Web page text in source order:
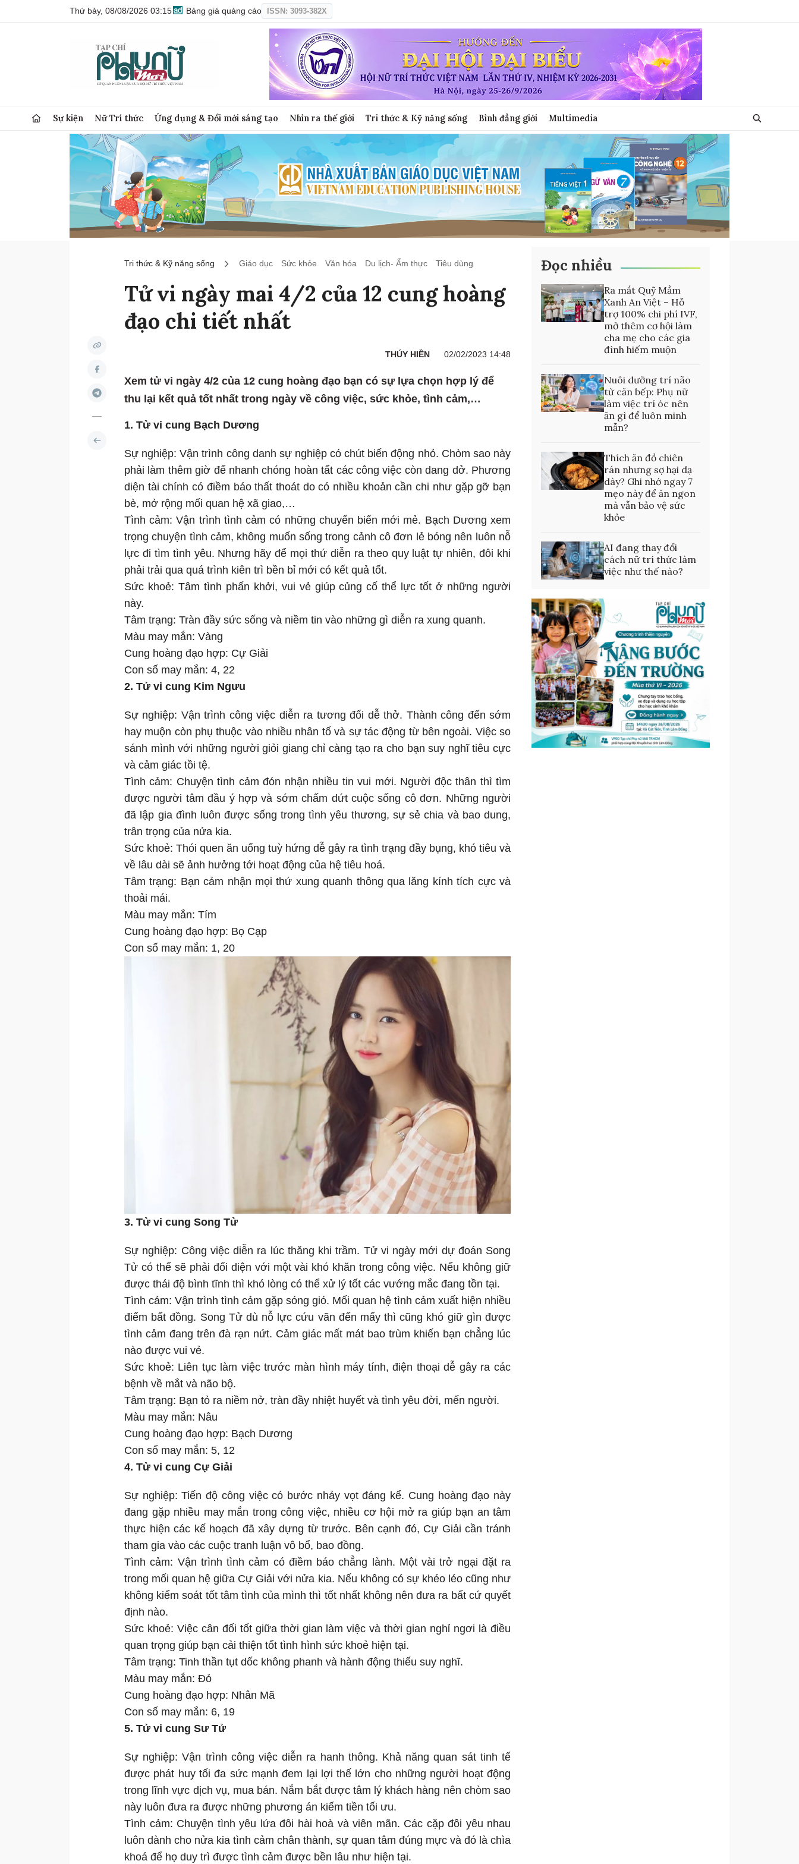
Thứ bảy, 08/08/2026 03:15 Bảng giá quảng cáo ISSN: 3093-382X
Sự kiện Nữ Trí thức Ứng dụng & Đổi mới sáng tạo Nhìn ra thế giới Tri thức & Kỹ năng sống Bình đẳng giới Multimedia
Tri thức & Kỹ năng sống Giáo dục Sức khỏe Văn hóa Du lịch- Ẩm thực Tiêu dùng
Tử vi ngày mai 4/2 của 12 cung hoàng
đạo chi tiết nhất
THÚY HIỀN 02/02/2023 14:48
Xem tử vi ngày 4/2 của 12 cung hoàng đạo bạn có sự lựa chọn hợp lý để
thu lại kết quả tốt nhất trong ngày về công việc, sức khỏe, tình cảm,…
1. Tử vi cung Bạch Dương
Sự nghiệp: Vận trình công danh sự nghiệp có chút biến động nhỏ. Chòm sao này
phải làm thêm giờ để nhanh chóng hoàn tất các công việc còn dang dở. Phương
diện tài chính có điềm báo thất thoát do có nhiều khoản cần chi như gặp gỡ bạn
bè, mở rộng mối quan hệ xã giao,…
Tình cảm: Vận trình tình cảm có những chuyển biến mới mẻ. Bạch Dương xem
trọng chuyện tình cảm, không muốn sống trong cảnh cô đơn lẻ bóng nên luôn nỗ
lực đi tìm tình yêu. Nhưng hãy để mọi thứ diễn ra theo quy luật tự nhiên, đôi khi
phải trải qua quá trình kiên trì bền bỉ mới có kết quả tốt.
Sức khoẻ: Tâm tình phấn khởi, vui vẻ giúp củng cố thể lực tốt ở những người
này.
Tâm trạng: Tràn đầy sức sống và niềm tin vào những gì diễn ra xung quanh.
Màu may mắn: Vàng
Cung hoàng đạo hợp: Cự Giải
Con số may mắn: 4, 22
2. Tử vi cung Kim Ngưu
Sự nghiệp: Vận trình công việc diễn ra tương đối dễ thở. Thành công đến sớm
hay muộn còn phụ thuộc vào nhiều nhân tố và sự tác động từ bên ngoài. Việc so
sánh mình với những người giỏi giang chỉ càng tạo ra cho bạn suy nghĩ tiêu cực
và cảm giác tồi tệ.
Tình cảm: Chuyện tình cảm đón nhận nhiều tin vui mới. Người độc thân thì tìm
được người tâm đầu ý hợp và sớm chấm dứt cuộc sống cô đơn. Những người
đã lập gia đình luôn được sống trong tình yêu thương, sự sẻ chia và bao dung,
trân trọng của nửa kia.
Sức khoẻ: Thói quen ăn uống tuỳ hứng dễ gây ra tình trạng đầy bụng, khó tiêu và
về lâu dài sẽ ảnh hưởng tới hoạt động của hệ tiêu hoá.
Tâm trạng: Bạn cảm nhận mọi thứ xung quanh thông qua lăng kính tích cực và
thoải mái.
Màu may mắn: Tím
Cung hoàng đạo hợp: Bọ Cạp
Con số may mắn: 1, 20
3. Tử vi cung Song Tử
Sự nghiệp: Công việc diễn ra lúc thăng khi trầm. Tử vi ngày mới dự đoán Song
Tử có thể sẽ phải đối diện với một vài khó khăn trong công việc. Nếu không giữ
được thái độ bình tĩnh thì khó lòng có thể xử lý tốt các vướng mắc đang tồn tại.
Tình cảm: Vận trình tình cảm gặp sóng gió. Mối quan hệ tình cảm xuất hiện nhiều
điểm bất đồng. Song Tử dù nỗ lực cứu vãn đến mấy thì cũng khó giữ gìn được
tình cảm đang trên đà rạn nứt. Cảm giác mất mát bao trùm khiến bạn chẳng lúc
nào được vui vẻ.
Sức khoẻ: Liên tục làm việc trước màn hình máy tính, điện thoại dễ gây ra các
bệnh về mắt và não bộ.
Tâm trạng: Bạn tỏ ra niềm nở, tràn đầy nhiệt huyết và tình yêu đời, mến người.
Màu may mắn: Nâu
Cung hoàng đạo hợp: Bạch Dương
Con số may mắn: 5, 12
4. Tử vi cung Cự Giải
Sự nghiệp: Tiến độ công việc có bước nhảy vọt đáng kể. Cung hoàng đạo này
đang gặp nhiều may mắn trong công việc, nhiều cơ hội mở ra giúp bạn an tâm
thực hiện các kế hoạch đã xây dựng từ trước. Bên cạnh đó, Cự Giải cần tránh
tham gia vào các cuộc tranh luận vô bổ, bao đồng.
Tình cảm: Vận trình tình cảm có điềm báo chẳng lành. Một vài trở ngại đặt ra
trong mối quan hệ giữa Cự Giải với nửa kia. Nếu không có sự khéo léo cũng như
không kiểm soát tốt tâm tình của mình thì tốt nhất không nên đưa ra bất cứ quyết
định nào.
Sức khoẻ: Việc cân đối tốt giữa thời gian làm việc và thời gian nghỉ ngơi là điều
quan trọng giúp bạn cải thiện tốt tình hình sức khoẻ hiện tại.
Tâm trạng: Tinh thần tụt dốc không phanh và hành động thiếu suy nghĩ.
Màu may mắn: Đỏ
Cung hoàng đạo hợp: Nhân Mã
Con số may mắn: 6, 19
5. Tử vi cung Sư Tử
Sự nghiệp: Vận trình công việc diễn ra hanh thông. Khả năng quan sát tinh tế
được phát huy tối đa sức mạnh đem lại lợi thế lớn cho những người hoạt động
trong lĩnh vực dịch vụ, mua bán. Nắm bắt được tâm lý khách hàng nên chòm sao
này luôn đưa ra được những phương án kiếm tiền tối ưu.
Tình cảm: Chuyện tình yêu lứa đôi hài hoà và viên mãn. Các cặp đôi yêu nhau
luôn dành cho nửa kia tình cảm chân thành, sự quan tâm đúng mực và đó là chìa
khoá để họ duy trì được tình cảm được bền lâu như hiện tại.
Đọc nhiều
Ra mắt Quỹ Mầm
Xanh An Việt – Hỗ
trợ 100% chi phí IVF,
mở thêm cơ hội làm
cha mẹ cho các gia
đình hiếm muộn
Nuôi dưỡng trí não
từ căn bếp: Phụ nữ
làm việc trí óc nên
ăn gì để luôn minh
mẫn?
Thích ăn đồ chiên
rán nhưng sợ hại dạ
dày? Ghi nhớ ngay 7
mẹo này để ăn ngon
mà vẫn bảo vệ sức
khỏe
AI đang thay đổi
cách nữ trí thức làm
việc như thế nào?